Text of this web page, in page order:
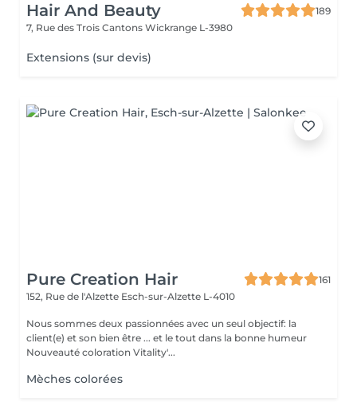
Hair And Beauty
189
7, Rue des Trois Cantons Wickrange L-3980
Extensions (sur devis)
Pure Creation Hair
161
152, Rue de l'Alzette Esch-sur-Alzette L-4010
Nous sommes deux passionnées avec un seul objectif: la
client(e) et son bien être ... et le tout dans la bonne humeur
Nouveauté coloration Vitality'...
Mèches colorées